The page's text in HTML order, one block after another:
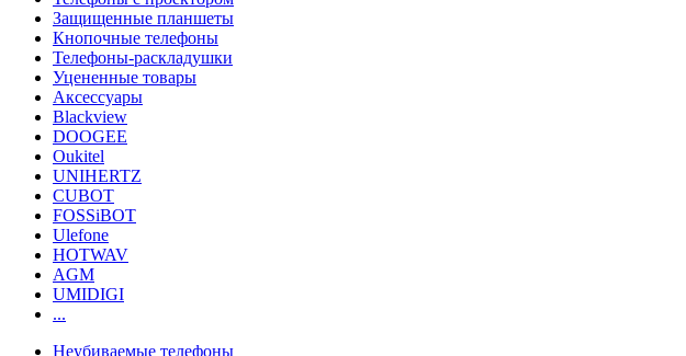
Защищенные планшеты
Кнопочные телефоны
Телефоны-раскладушки
Уцененные товары
Аксессуары
Blackview
DOOGEE
Oukitel
UNIHERTZ
CUBOT
FOSSiBOT
Ulefone
HOTWAV
AGM
UMIDIGI
...
Неубиваемые телефоны